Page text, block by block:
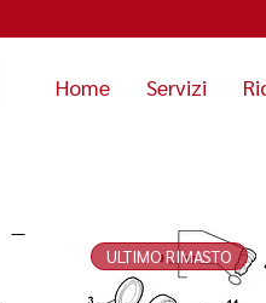
Home Servizi
ULTIMO RIMASTO